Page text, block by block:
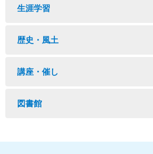
生涯学習
歴史・風土
講座・催し
図書館